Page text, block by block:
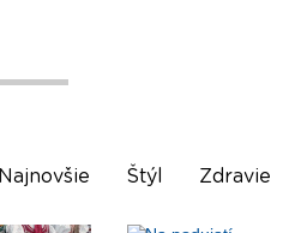
Najnovšie Štýl Zdravie